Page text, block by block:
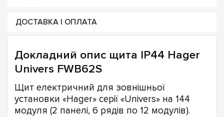
ДОСТАВКА І ОПЛАТА
Докладний опис щита IP44 Hager
Univers FWB62S
Щит електричний для зовнішньої
установки «Hager» серії «Univers» на 144
модуля (2 панелі, 6 рядів по 12 модулів).